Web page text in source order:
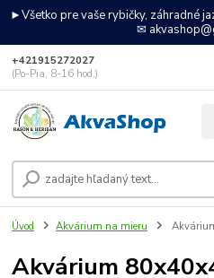
►Všetko pre vaše rybičky, záhradné
✉
+421915272027
(Po-Pia, 8-16 hod.)
Úvod Akvárium na mieru
Akvárium